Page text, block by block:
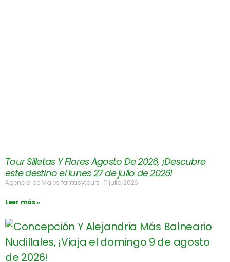
Tour Silletas Y Flores Agosto De 2026, ¡Descubre
este destino el lunes 27 de julio de 2026!
Agencia de Viajes fantasytours 11 julio, 2026
Leer más »